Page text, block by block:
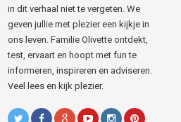
in dit verhaal niet te vergeten. We
geven jullie met plezier een kijkje in
ons leven. Familie Olivette ontdekt,
test, ervaart en hoopt met fun te
informeren, inspireren en adviseren.
Veel lees en kijk plezier.